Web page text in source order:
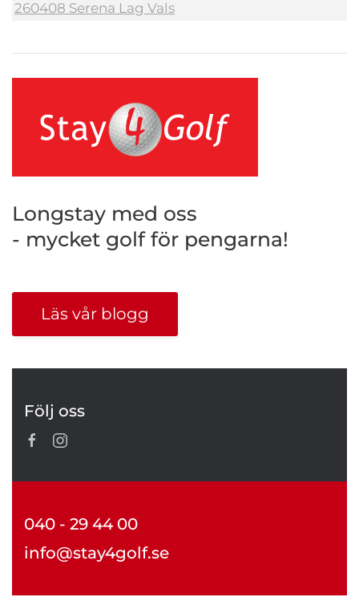
260408 Serena Lag Vals
Longstay med oss
- mycket golf för pengarna!
Läs vår blogg
Följ oss
040 - 29 44 00
info@stay4golf.se